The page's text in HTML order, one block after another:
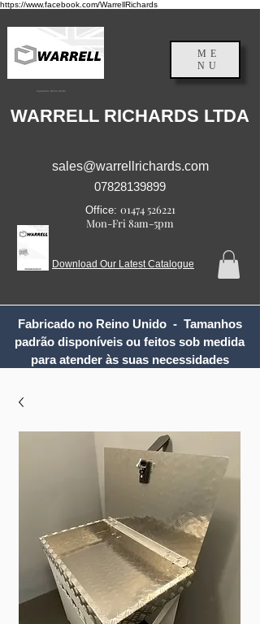
https://www.facebook.com/WarrellRichards
Inglaterra, Reino Unido
ME
NU
WARRELL RICHARDS LTDA
sales@warrellrichards.com
07828139899
Office: 01474 526221
Mon-Fri 8am-5pm
Download Our Latest Catalogue
Fabricado no Reino Unido - Tamanhos
padrão disponíveis ou feitos sob medida
para atender às suas necessidades